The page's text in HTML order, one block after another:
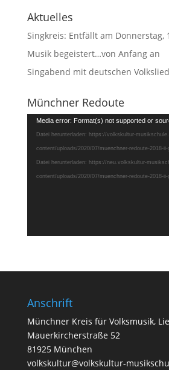
Aktuelles
Singkreis: Entfällt am Donnerstag,
Musik begeistert…von Anfang an
Singabend mit deutschen
Münchner Redoute
Video-
Player
Media error: Format(s) not supported or
Datei herunterladen: https://volkskultur-
content/uploads/2020/07/muenchner-redoute-2018-
Datei herunterladen: https://neu.volkskultur-
content/uploads/2020/07/muenchner-redoute-2018-
Anschrift
Münchner Kreis für Volksmusik,
Mauerkircherstraße 52
81925 München
volkskultur@volkskultur-